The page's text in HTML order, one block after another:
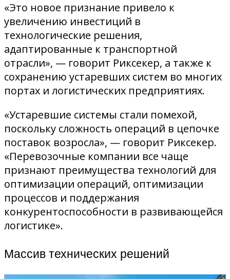
«Это новое признание привело к
увеличению инвестиций в
технологические решения,
адаптированные к транспортной
отрасли», — говорит Риксекер, а также к
сохранению устаревших систем во многих
портах и ​​логистических предприятиях.
«Устаревшие системы стали помехой,
поскольку сложность операций в цепочке
поставок возросла», — говорит Риксекер.
«Перевозочные компании все чаще
признают преимущества технологий для
оптимизации операций, оптимизации
процессов и поддержания
конкурентоспособности в развивающейся
логистике».
Массив технических решений